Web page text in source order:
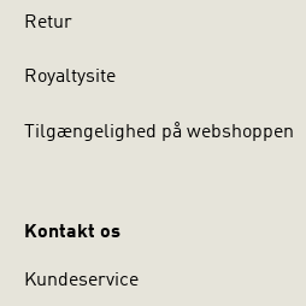
Retur
Royaltysite
Tilgængelighed på webshoppen
Kontakt os
Kundeservice